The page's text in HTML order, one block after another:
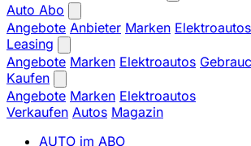
Auto Abo
Angebote Anbieter Marken Elektroautos
Leasing
Angebote Marken Elektroautos
Kaufen
Angebote Marken Elektroautos
Verkaufen Autos Magazin
AUTO im ABO